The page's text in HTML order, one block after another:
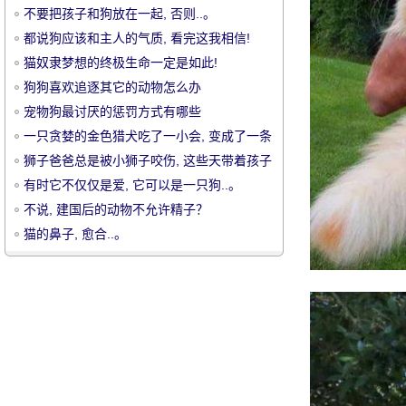
宠
不要把孩子和狗放在一起, 否则..。
都说狗应该和主人的气质, 看完这我相信!
猫奴隶梦想的终极生命一定是如此!
狗狗喜欢追逐其它的动物怎么办
宠物狗最讨厌的惩罚方式有哪些
一只贪婪的金色猎犬吃了一小会, 变成了一条
长蛇怪兽!
狮子爸爸总是被小狮子咬伤, 这些天带着孩子
的小偷是不容易的!
有时它不仅仅是爱, 它可以是一只狗..。
不说, 建国后的动物不允许精子？
猫的鼻子, 愈合..。